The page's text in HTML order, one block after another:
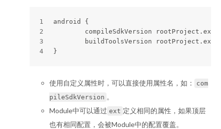
1
2
3
4
android {
compileSdkVersion
buildToolsVersion
}
使用自定义属性时，可以直接使用属性名，如：
com
pileSdkVersion 。
Module中可以通过 ext 定义相同的属性，如果顶层
也有相同配置，会被Module中的配置覆盖。